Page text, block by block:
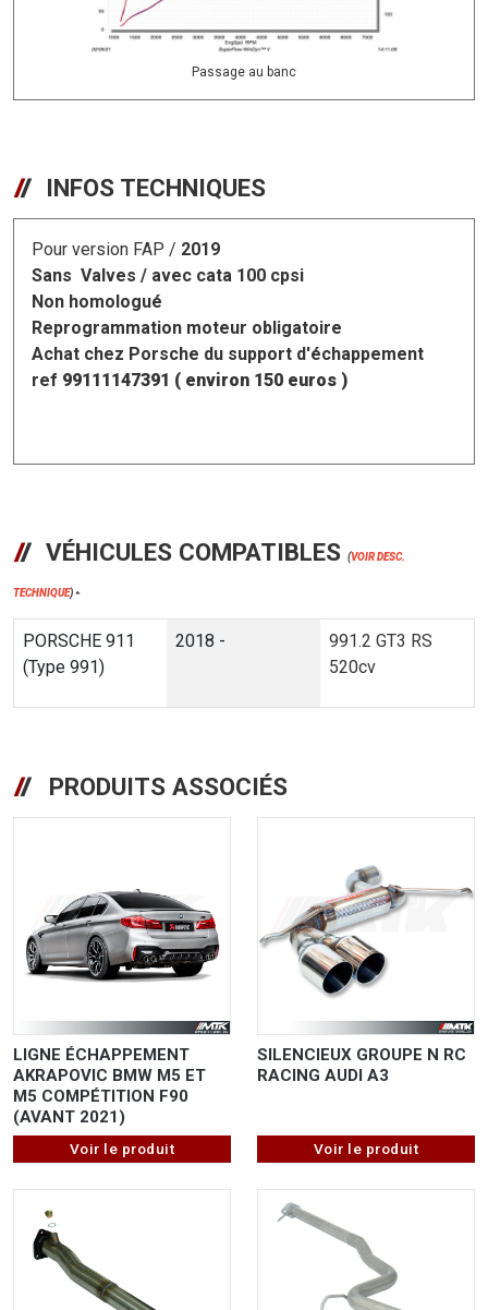
Passage au banc
INFOS TECHNIQUES
Pour version FAP / 2019
Sans Valves / avec cata 100 cpsi
Non homologué
Reprogrammation moteur obligatoire
Achat chez Porsche du support d'échappement
ref 99111147391 ( environ 150 euros )
VÉHICULES COMPATIBLES (VOIR DESC.
TECHNIQUE) *
PORSCHE 911
(Type 991)
2018 -
991.2 GT3 RS
520cv
PRODUITS ASSOCIÉS
LIGNE ÉCHAPPEMENT
AKRAPOVIC BMW M5 ET
M5 COMPÉTITION F90
(AVANT 2021)
Voir le produit
SILENCIEUX GROUPE N RC
RACING AUDI A3
Voir le produit